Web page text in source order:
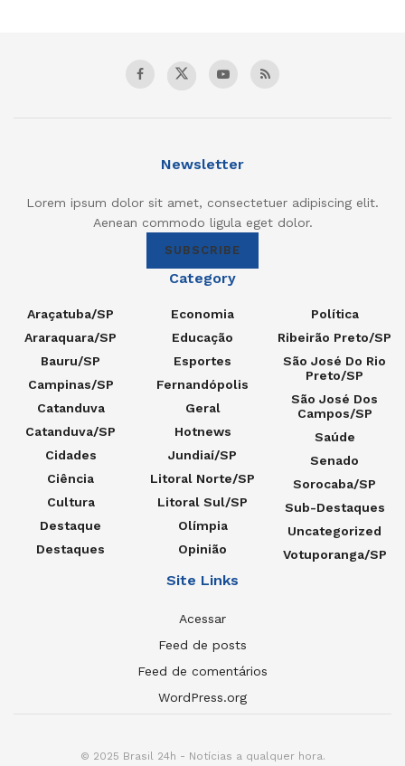
Newsletter
Lorem ipsum dolor sit amet, consectetuer adipiscing elit.
Aenean commodo ligula eget dolor.
SUBSCRIBE
Category
Araçatuba/SP
Araraquara/SP
Bauru/SP
Campinas/SP
Catanduva
Catanduva/SP
Cidades
Ciência
Cultura
Destaque
Destaques
Economia
Educação
Esportes
Fernandópolis
Geral
Hotnews
Jundiaí/SP
Litoral Norte/SP
Litoral Sul/SP
Olímpia
Opinião
Política
Ribeirão Preto/SP
São José Do Rio
Preto/SP
São José Dos
Campos/SP
Saúde
Senado
Sorocaba/SP
Sub-Destaques
Uncategorized
Votuporanga/SP
Site Links
Acessar
Feed de posts
Feed de comentários
WordPress.org
© 2025 Brasil 24h - Notícias a qualquer hora.